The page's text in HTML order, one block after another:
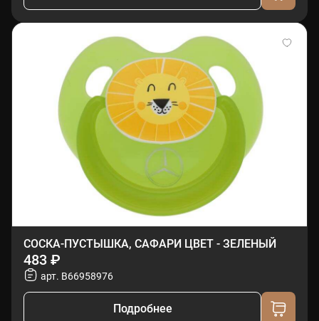
СОСКА-ПУСТЫШКА, САФАРИ ЦВЕТ - ЗЕЛЕНЫЙ
483 ₽
арт. B66958976
Подробнее